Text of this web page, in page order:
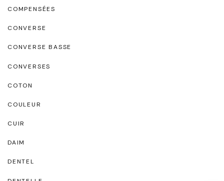
COMPENSÉES
CONVERSE
CONVERSE BASSE
CONVERSES
COTON
COULEUR
CUIR
DAIM
DENTEL